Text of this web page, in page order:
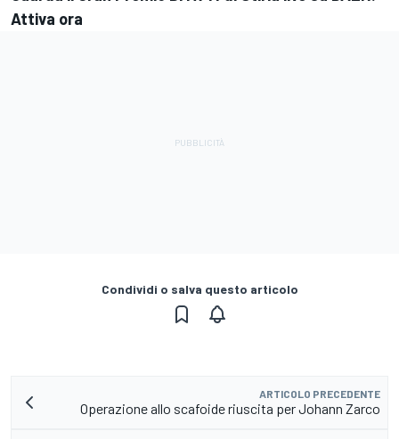
Attiva ora
Condividi o salva questo articolo
ARTICOLO PRECEDENTE
Operazione allo scafoide riuscita per Johann Zarco